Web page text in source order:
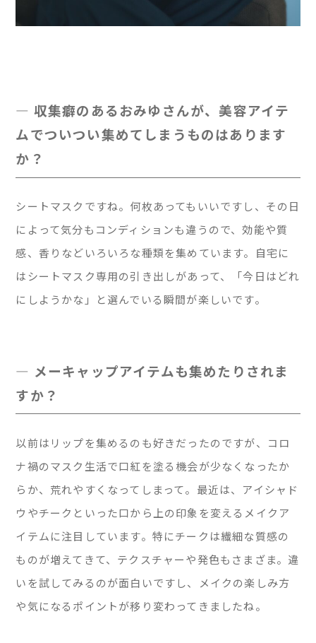
— 収集癖のあるおみゆさんが、美容アイテ
ムでついつい集めてしまうものはあります
か？
シートマスクですね。何枚あってもいいですし、その日
によって気分もコンディションも違うので、効能や質
感、香りなどいろいろな種類を集めています。自宅に
はシートマスク専用の引き出しがあって、「今日はどれ
にしようかな」と選んでいる瞬間が楽しいです。
— メーキャップアイテムも集めたりされま
すか？
以前はリップを集めるのも好きだったのですが、コロ
ナ禍のマスク生活で口紅を塗る機会が少なくなったか
らか、荒れやすくなってしまって。最近は、アイシャド
ウやチークといった口から上の印象を変えるメイクア
イテムに注目しています。特にチークは繊細な質感の
ものが増えてきて、テクスチャーや発色もさまざま。違
いを試してみるのが面白いですし、メイクの楽しみ方
や気になるポイントが移り変わってきましたね。